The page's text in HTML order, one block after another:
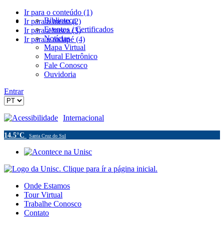
Ir para o conteúdo (1)
Ir para o menu (2)
Ir para a busca (3)
Ir para o rodapé (4)
Biblioteca
Eventos / Certificados
Notícias
Mapa Virtual
Mural Eletrônico
Fale Conosco
Ouvidoria
Entrar
Acessibilidade Internacional
14.5°C Santa Cruz do Sul
Onde Estamos
Tour Virtual
Trabalhe Conosco
Contato